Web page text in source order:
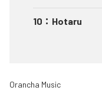
10 ： Hotaru
Orancha Music